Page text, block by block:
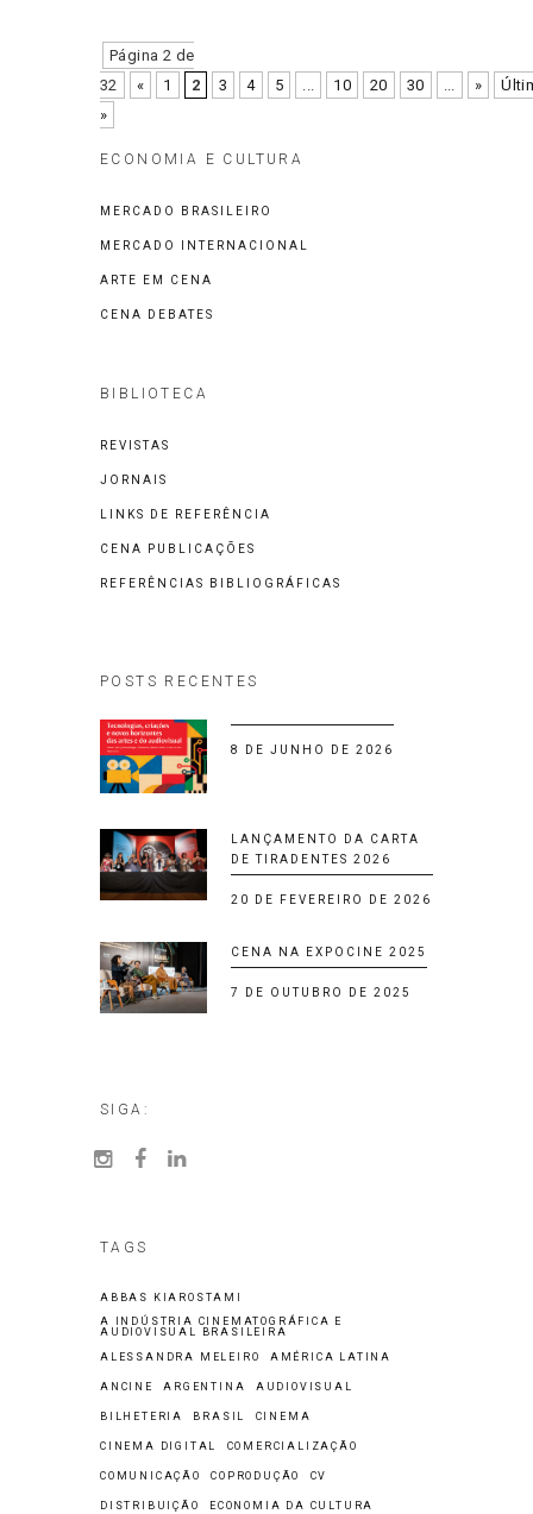
Página 2 de
32
« 1 2 3 4 5 ... 10 20 30 ... »
»
ECONOMIA E CULTURA
MERCADO BRASILEIRO
MERCADO INTERNACIONAL
ARTE EM CENA
CENA DEBATES
BIBLIOTECA
REVISTAS
JORNAIS
LINKS DE REFERÊNCIA
CENA PUBLICAÇÕES
REFERÊNCIAS BIBLIOGRÁFICAS
POSTS RECENTES
8 DE JUNHO DE 2026
LANÇAMENTO DA CARTA
DE TIRADENTES 2026
20 DE FEVEREIRO DE 2026
CENA NA EXPOCINE 2025
7 DE OUTUBRO DE 2025
SIGA:
TAGS
ABBAS KIAROSTAMI
A INDÚSTRIA CINEMATOGRÁFICA E
AUDIOVISUAL BRASILEIRA
ALESSANDRA MELEIRO AMÉRICA LATINA
ANCINE ARGENTINA AUDIOVISUAL
BILHETERIA BRASIL CINEMA
CINEMA DIGITAL COMERCIALIZAÇÃO
COMUNICAÇÃO COPRODUÇÃO CV
DISTRIBUIÇÃO ECONOMIA DA CULTURA